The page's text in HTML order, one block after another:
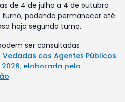
de 4 de julho a 4 de outubro
turno, podendo permanecer até
haja segundo turno.
ser consultadas
aos Agentes Públicos
2026, elaborada pela
.